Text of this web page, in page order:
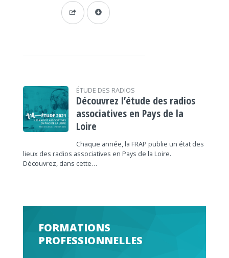
ÉTUDE DES RADIOS
Découvrez l’étude des radios
associatives en Pays de la
Loire
Chaque année, la FRAP publie un état des
lieux des radios associatives en Pays de la Loire.
Découvrez, dans cette…
FORMATIONS
PROFESSIONNELLES